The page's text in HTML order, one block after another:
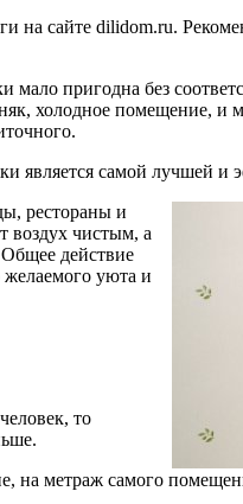
на сайте dilidom.ru.
мало пригодна без
холодное помещение, и
является самой лучшей и
рестораны и
воздух чистым, а
действие
желаемого уюта и
то
на метраж самого